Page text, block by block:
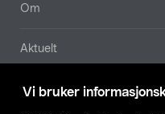
Vi bruker
Om
Aktuelt
Våre selskaper